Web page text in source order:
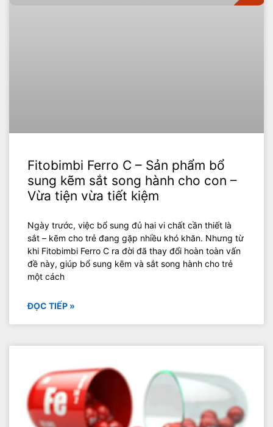
Fitobimbi Ferro C – Sản phẩm bổ
sung kẽm sắt song hành cho con –
Vừa tiện vừa tiết kiệm
Ngày trước, việc bổ sung đủ hai vi chất cần thiết là
sắt – kẽm cho trẻ đang gặp nhiều khó khăn. Nhưng từ
khi Fitobimbi Ferro C ra đời đã thay đổi hoàn toàn vấn
đề này, giúp bổ sung kẽm và sắt song hành cho trẻ
một cách
ĐỌC TIẾP »